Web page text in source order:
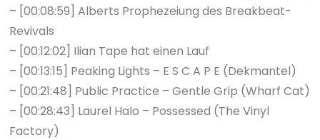
– [00:08:59] Alberts Prophezeiung des Breakbeat-
Revivals
– [00:12:02] Ilian Tape hat einen Lauf
– [00:13:15] Peaking Lights – E S C A P E (Dekmantel)
– [00:21:48] Public Practice – Gentle Grip (Wharf Cat)
– [00:28:43] Laurel Halo – Possessed (The Vinyl
Factory)